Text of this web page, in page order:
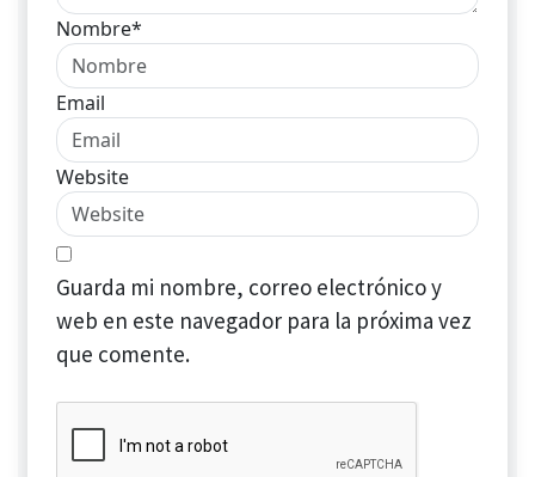
Nombre*
Email
Website
Guarda mi nombre, correo electrónico y
web en este navegador para la próxima vez
que comente.